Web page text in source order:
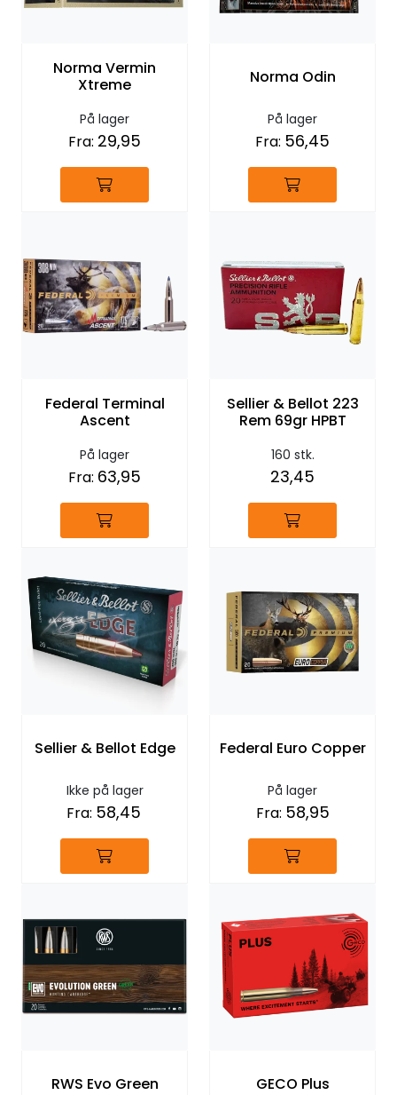
Norma Vermin
Xtreme
På lager
Fra: 29,95
Norma Odin
På lager
Fra: 56,45
Federal Terminal
Ascent
På lager
Fra: 63,95
Sellier & Bellot 223
Rem 69gr HPBT
160 stk.
23,45
Sellier & Bellot Edge
Ikke på lager
Fra: 58,45
Federal Euro Copper
På lager
Fra: 58,95
RWS Evo Green GECO Plus